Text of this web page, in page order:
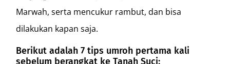
Marwah, serta mencukur rambut, dan bisa
dilakukan kapan saja.
Berikut adalah 7 tips umroh pertama kali
sebelum berangkat ke Tanah Suci: